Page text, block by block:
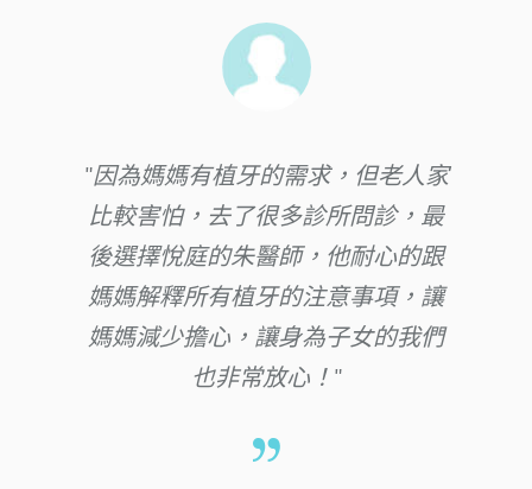
因為媽媽有植牙的需求，但老人家
比較害怕，去了很多診所問診，最
後選擇悅庭的朱醫師，他耐心的跟
媽媽解釋所有植牙的注意事項，讓
媽媽減少擔心，讓身為子女的我們
也非常放心！